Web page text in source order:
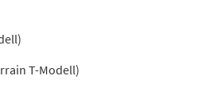
T-Modell)